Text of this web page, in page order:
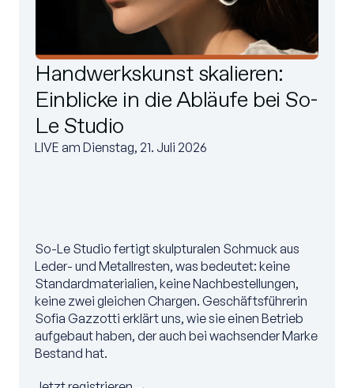
Handwerkskunst skalieren:
Einblicke in die Abläufe bei So-
Le Studio
LIVE am Dienstag, 21. Juli 2026
So-Le Studio fertigt skulpturalen Schmuck aus
Leder- und Metallresten, was bedeutet: keine
Standardmaterialien, keine Nachbestellungen,
keine zwei gleichen Chargen. Geschäftsführerin
Sofia Gazzotti erklärt uns, wie sie einen Betrieb
aufgebaut haben, der auch bei wachsender Marke
Bestand hat.